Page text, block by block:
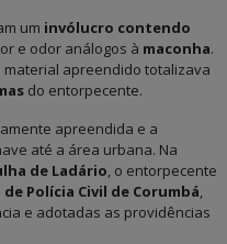
um invólucro contendo
e odor análogos à maconha.
apreendido totalizava
do entorpecente.
apreendida e a
até a área urbana. Na
de Ladário, o entorpecente
Polícia Civil de Corumbá,
e adotadas as providências